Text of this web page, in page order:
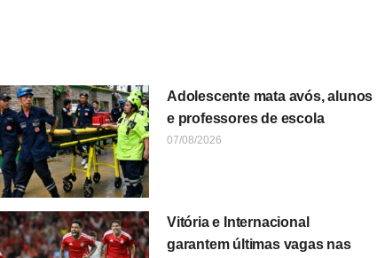
Adolescente mata avós, alunos
e professores de escola
07/08/2026
Vitória e Internacional
garantem últimas vagas nas